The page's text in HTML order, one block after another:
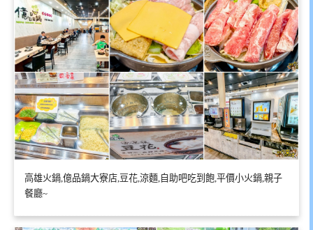
高雄火鍋,億品鍋大寮店,豆花,涼麵,自助吧吃到飽,平價小火鍋,親子
餐廳~